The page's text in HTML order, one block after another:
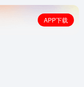
APP下载